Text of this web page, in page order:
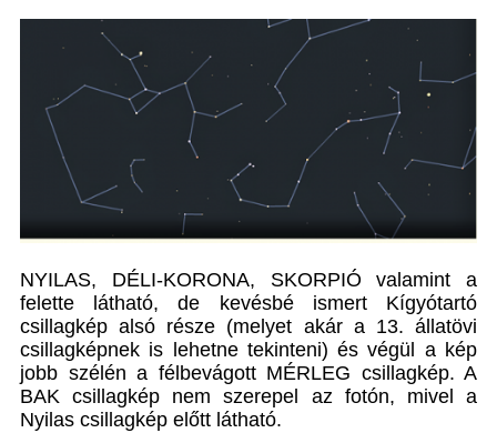
NYILAS, DÉLI-KORONA, SKORPIÓ valamint a
felette látható, de kevésbé ismert Kígyótartó
csillagkép alsó része (melyet akár a 13. állatövi
csillagképnek is lehetne tekinteni) és végül a kép
jobb szélén a félbevágott MÉRLEG csillagkép. A
BAK csillagkép nem szerepel az fotón, mivel a
Nyilas csillagkép előtt látható.